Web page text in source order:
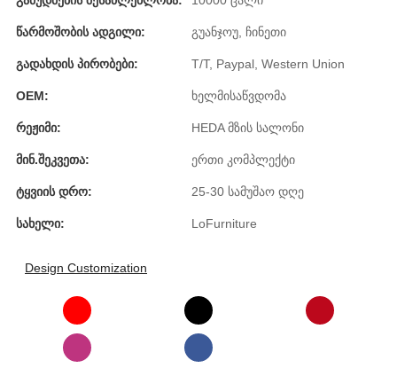
Македонски
سنڌي
русский
اردو
יידיש
Წარმოშობის Ადგილი: გუანჯოუ, ჩინეთი
Გადახდის Პირობები: T/T, Paypal, Western Union
OEM: ხელმისაწვდომა
Რეჟიმი: HEDA მზის სალონი
Მინ.შეკვეთა: ერთი კომპლექტი
Ტყვიის Დრო: 25-30 სამუშაო დღე
Სახელი: LoFurniture
Design Customization